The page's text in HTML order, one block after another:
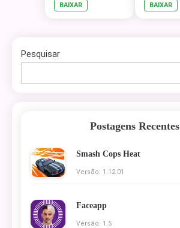
BAIXAR BAIXAR
Pesquisar
Postagens Recentes
Smash Cops Heat
Versão: 1.12.01
Faceapp
Versão: 1.5